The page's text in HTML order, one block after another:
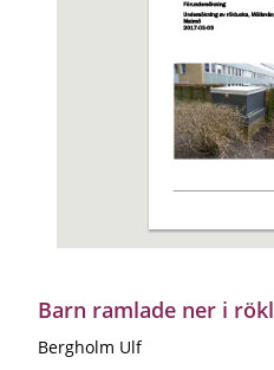
Barn ramlade ner i
Bergholm Ulf